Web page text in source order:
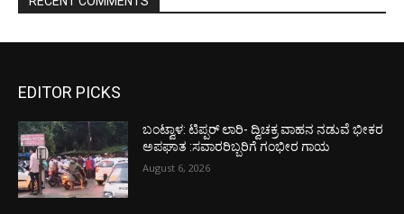
EDITOR PICKS
ಬಂಟ್ವಾಳ: ಟಿಪ್ಪರ್ ಲಾರಿ- ದ್ವಿಚಕ್ರ ವಾಹನ ನಡುವೆ ಭೀಕರ
ಅಪಘಾತ :ಸವಾರರಿಬ್ಬರಿಗೆ ಗಂಭೀರ ಗಾಯ
August 6, 2026